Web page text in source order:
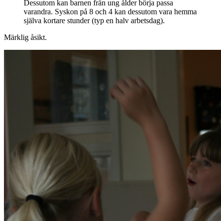
Dessutom kan barnen från ung ålder börja passa
varandra. Syskon på 8 och 4 kan dessutom vara hemma
själva kortare stunder (typ en halv arbetsdag).
Märklig åsikt.